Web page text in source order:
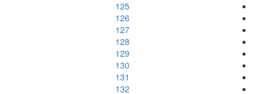
125
126
127
128
129
130
131
132